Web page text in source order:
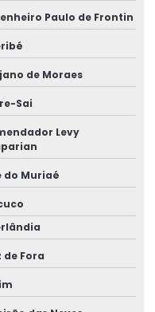
Paulo de Frontin
de Moraes
Sai
Levy
do Muriaé
de Fora